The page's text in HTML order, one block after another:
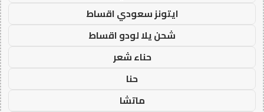
ايتونز سعودي اقساط
شحن يلا لودو اقساط
حناء شعر
حنا
ماتشا